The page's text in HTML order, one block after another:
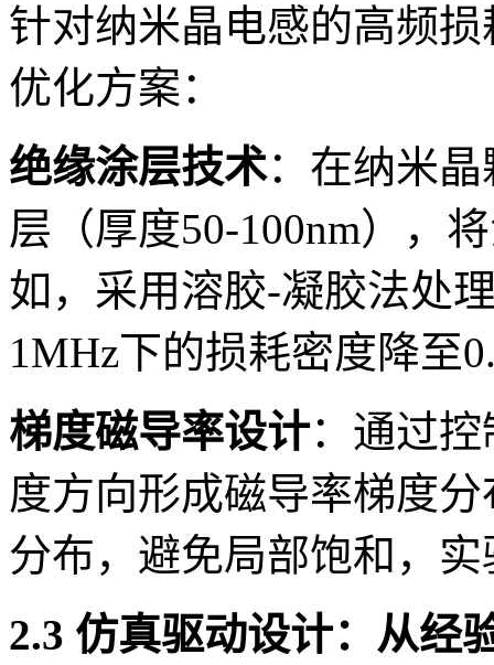
针对纳米晶电感的高频
优化方案：
绝缘涂层技术：在纳米晶
层（厚度50-100nm），
如，采用溶胶-凝胶法处
1MHz下的损耗密度降至
梯度磁导率设计：通过
度方向形成磁导率梯度
分布，避免局部饱和，
2.3 仿真驱动设计：从经